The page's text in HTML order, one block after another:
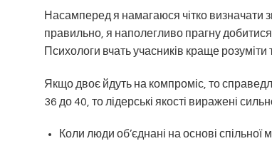
Насамперед я намагаюся чітко визначати
правильно, я наполегливо прагну
Психологи вчать учасників краще розуміти
Якщо двоє йдуть на компроміс, то
36 до 40, то лідерські якості виражені
Коли люди об’єднані на основі спільної